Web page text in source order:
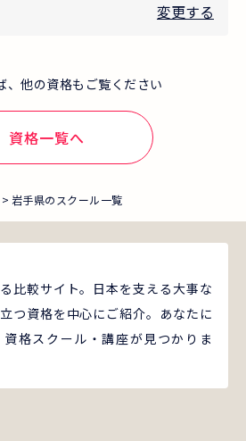
変更する
、他の資格もご覧ください
資格一覧へ
岩手県のスクール一覧
比較サイト。日本を支える大事な
つ資格を中心にご紹介。あなたに
格スクール・講座が見つかりま